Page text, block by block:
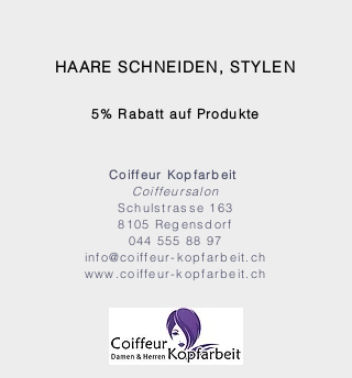
HAARE SCHNEIDEN, STYLEN
5% Rabatt auf Produkte
Coiffeur Kopfarbeit
Coiffeursalon
Schulstrasse 163
8105 Regensdorf
044 555 88 97
info@coiffeur-kopfarbeit.ch
www.coiffeur-kopfarbeit.ch